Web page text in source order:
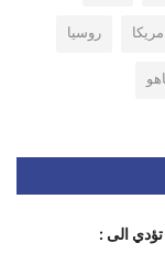
روسيا
تؤدي الى :